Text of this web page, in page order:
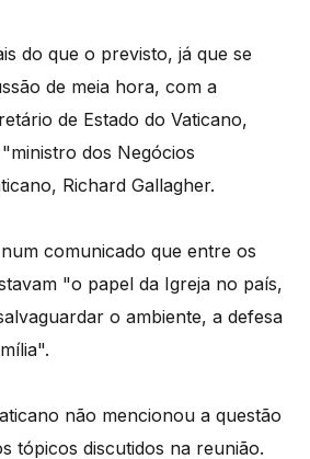
do que o previsto, já que se
de meia hora, com a
de Estado do Vaticano,
dos Negócios
Richard Gallagher.
comunicado que entre os
"o papel da Igreja no país,
o ambiente, a defesa
não mencionou a questão
tópicos discutidos na reunião.